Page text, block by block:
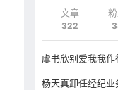
文章
322